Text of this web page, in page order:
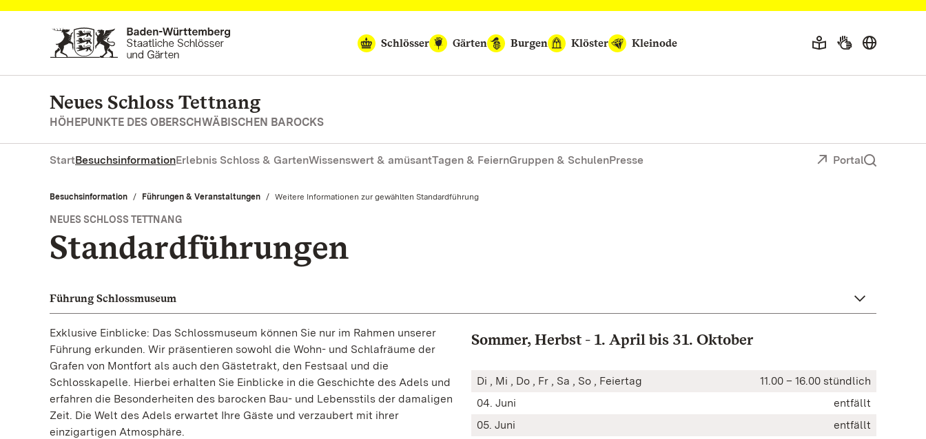
Zum Hauptinhalt springen
Schlösser
Gärten Burgen Klöster Kleinode
Neues Schloss Tettnang
HÖHEPUNKTE DES OBERSCHWÄBISCHEN BAROCKS
StartBesuchsinformationErlebnis Schloss & GartenWissenswert & amüsantTagen & FeiernGruppen & SchulenPresse Portal
Besuchsinformation Führungen & Veranstaltungen Aktuell:
Weitere Informationen zur gewählten Standardführung
NEUES SCHLOSS TETTNANG
Standardführungen
Führung Schlossmuseum
Exklusive Einblicke: Das Schlossmuseum können Sie nur im Rahmen unserer
Führung erkunden. Wir präsentieren sowohl die Wohn- und Schlafräume der
Grafen von Montfort als auch den Gästetrakt, den Festsaal und die
Schlosskapelle. Hierbei erhalten Sie Einblicke in die Geschichte des Adels und
erfahren die Besonderheiten des barocken Bau- und Lebensstils der damaligen
Zeit. Die Welt des Adels erwartet Ihre Gäste und verzaubert mit ihrer
einzigartigen Atmosphäre.
Sommer, Herbst - 1. April bis 31. Oktober
Di , Mi , Do , Fr , Sa , So , Feiertag
11.00 – 16.00 stündlich
04. Juni
entfällt
05. Juni
entfällt